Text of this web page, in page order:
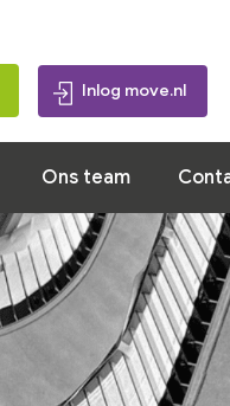
Inlog move.nl
Ons team
Aankoop Taxaties